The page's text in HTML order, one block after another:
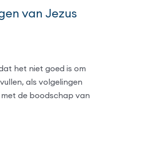
van Jezus
het niet goed is om
als volgelingen
de boodschap van